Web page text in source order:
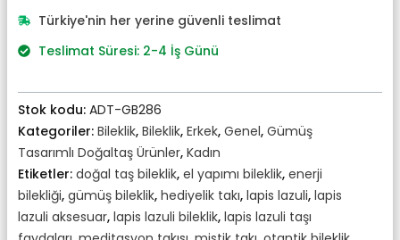
₺4.048,00.
fiyat:
Türkiye'nin her yerine güvenli teslimat
Teslimat Süresi: 2-4 İş Günü
Stok kodu: ADT-GB286
Kategoriler: Bileklik, Bileklik, Erkek, Genel, Gümüş
Tasarımlı Doğaltaş Ürünler, Kadın
Etiketler: doğal taş bileklik, el yapımı bileklik, enerji
bilekliği, gümüş bileklik, hediyelik takı, lapis lazuli, lapis
lazuli aksesuar, lapis lazuli bileklik, lapis lazuli taşı